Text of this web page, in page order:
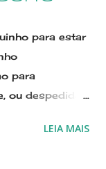
para estar
para
ou despedida
arrematado
LEIA MAIS